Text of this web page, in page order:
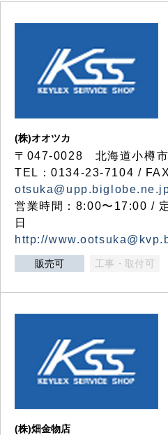
(株)オオツカ
〒047-0028 北海道小樽
TEL：0134-23-7104 /
営業時間：8:00〜17:00 /
日
http://
販売可 工事・取付可
(株)畑金物店